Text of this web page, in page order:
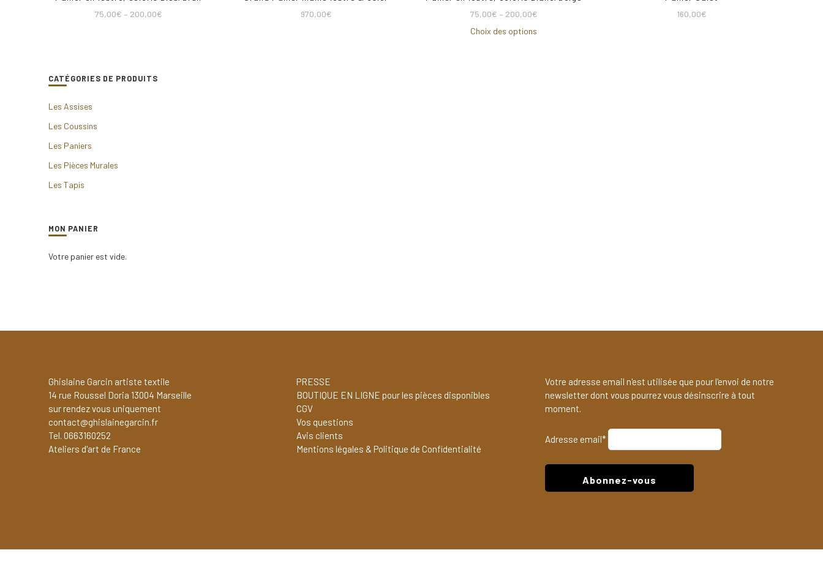
75,00€ – 200,00€
970,00€
75,00€ – 200,00€
Choix des options
160,00€
CATÉGORIES DE PRODUITS
Les Assises
Les Coussins
Les Paniers
Les Pièces Murales
Les Tapis
MON PANIER
Votre panier est vide.
Ghislaine Garcin artiste textile
14 rue Roussel Doria 13004 Marseille
sur rendez vous uniquement
contact@ghislainegarcin.fr
Tel. 0663160252
Ateliers d'art de France
PRESSE
BOUTIQUE EN LIGNE pour les pièces disponibles
CGV
Vos questions
Avis clients
Mentions légales & Politique de Confidentialité
Votre adresse email n'est utilisée que pour l'envoi de notre
newsletter dont vous pourrez vous désinscrire à tout
moment.
Adresse email*